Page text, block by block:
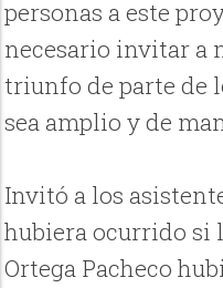
personas a este
necesario invitar a
triunfo de parte de
sea amplio y de
Invitó a los
hubiera ocurrido si
Ortega Pacheco